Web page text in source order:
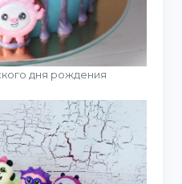
дня рождения